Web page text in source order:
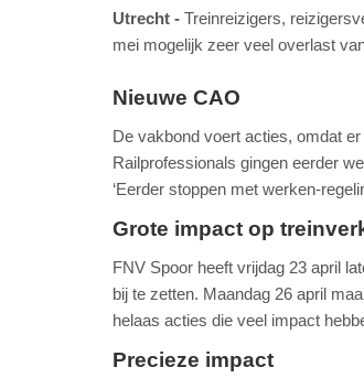
Utrecht
Treinreizigers,
mei mogelijk zeer veel overlast
Nieuwe CAO
De vakbond voert acties, omdat
Railprofessionals gingen eerder
‘Eerder stoppen met werken-
Grote impact op
FNV Spoor heeft vrijdag 23 april
bij te zetten. Maandag 26 april
helaas acties die veel impact
Precieze impact